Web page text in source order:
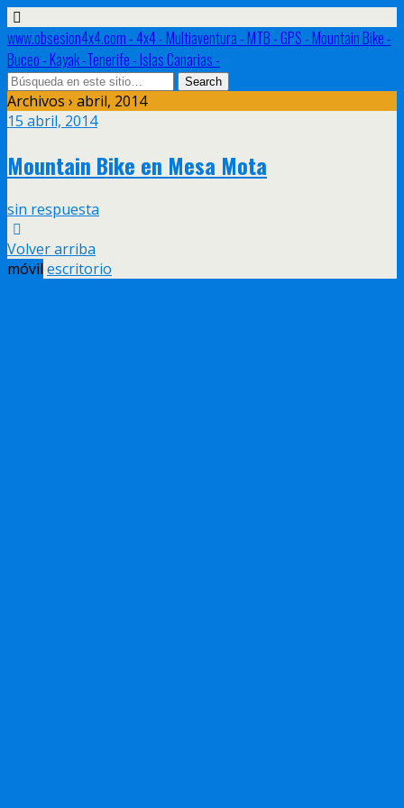
www.obsesion4x4.com - 4x4 - Multiaventura - MTB - GPS - Mountain Bike -
Buceo - Kayak -Tenerife - Islas Canarias -
Archivos › abril, 2014
15 abril, 2014
Mountain Bike en Mesa Mota
sin respuesta
Volver arriba
móvil escritorio